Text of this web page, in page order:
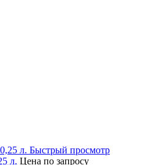
Быстрый просмотр
л. Цена по запросу